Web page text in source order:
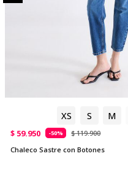
XS S M
$ 59.950 -50%
$ 119.900
Chaleco Sastre con Botones